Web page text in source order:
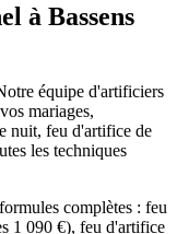
à Bassens
équipe d'artificiers
mariages,
nuit, feu d'artifice de
les techniques
complètes : feu
1 090 €), feu d'artifice